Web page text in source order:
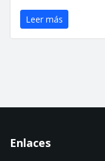
Leer más
Enlaces